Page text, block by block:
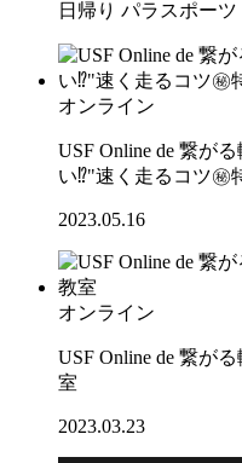
日帰り パラスポーツ
オンライン
USF Online de 繋が
い⁉"速く走るコツ㊙
2023.05.16
オンライン
USF Online de 繋が
室
2023.03.23